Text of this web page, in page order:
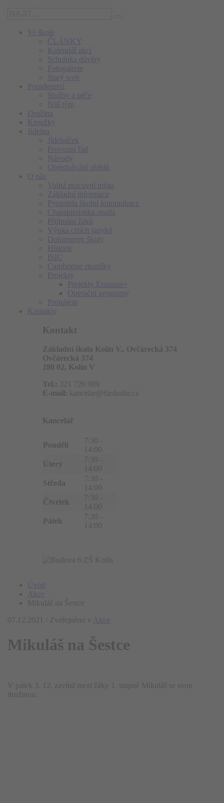
Ve škole
ČLÁNKY
Kalendář akcí
Schránka důvěry
Fotogalerie
Starý web
Poradenství
Služby a péče
Náš tým
Družina
Kroužky
Jídelna
Jídelníček
Provozní řád
Návody
Objednávání obědů
O nás
Volná pracovní místa
Základní informace
Pyramida školní komunikace
Charakteristika studia
Přijímání žáků
Výuka cizích jazyků
Dokumenty školy
Historie
ISIC
Cambridge zkoušky
Projekty
Projekty Erasmus+
Operační programy
Pronájem
Kontakty
Kontakt
Základní škola Kolín V., Ovčárecká 374
Ovčárecká 374
280 02, Kolín V
Tel.:
321 720 909
E-mail: kancelar@6zskolin.cz
Kancelář
Pondělí
7:30 -
14:00
Středa
7:30 -
14:00
Pátek
7:30 -
14:00
Úvod
Akce
Mikuláš na Šestce
07.12.2021
Zveřejněno v Akce
Mikuláš na Šestce
V pátek 3. 12. zavítal mezi žáky 1. stupně Mikuláš se svou
družinou.